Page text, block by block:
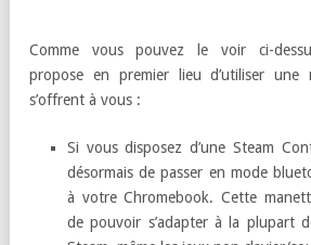
Comme vous pouvez le voir ci-
propose en premier lieu d’utiliser une
s’offrent à vous :
Si vous disposez d’une Steam
désormais de passer en mode
à votre Chromebook. Cette
de pouvoir s’adapter à la plupart